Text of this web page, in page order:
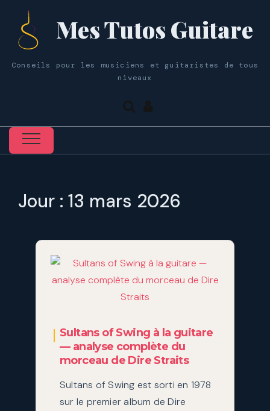
Mes Tutos Guitare
Conseils pour les musiciens et guitaristes de tous
niveaux
Jour : 13 mars 2026
Sultans of Swing à la guitare
— analyse complète du
morceau de Dire Straits
Sultans of Swing est sorti en 1978
sur le premier album de Dire